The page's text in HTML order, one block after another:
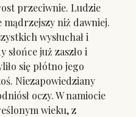
przeciwnie. Ludzie
mądrzejszy niż dawniej.
wysłuchał i
już zaszło i
się płótno jego
Niezapowiedziany
oczy. W namiocie
wieku, z